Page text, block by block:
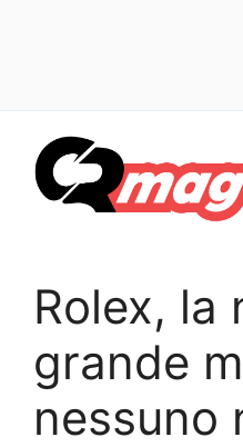
contenuto
Rolex, la
grande
nessuno